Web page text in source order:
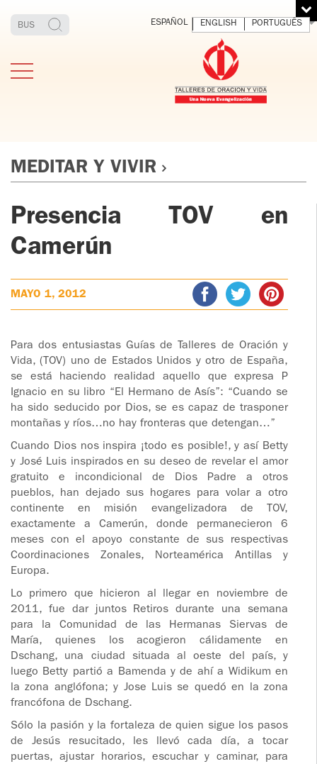
TOV ADULTOS
TOV JÓVENES
TOV
TOV NIÑOS
CURSO
ENCUENTRO DE
EXPERIENCIA DE
DIOS
CHARLAS Y
JORNADAS DE
EVANGELIZACIÓN
CÍRCULOS DE
ORACIÓN Y VIDA
ORBEGOZO
OFM CAP.
HOMENAJE
PADRE
IGNACIO
LARRAÑAGA
PADRE
IGNACIO
LARRAÑAGA
VIDEOS
MEDITAR
ESPAÑOL ENGLISH PORTUGUÊS
MEDITAR Y VIVIR
Presencia TOV en
Camerún
MAYO 1, 2012
Para dos entusiastas Guías de Talleres de Oración y
Vida, (TOV) uno de Estados Unidos y otro de España,
se está haciendo realidad aquello que expresa P
Ignacio en su libro “El Hermano de Asís”: “Cuando se
ha sido seducido por Dios, se es capaz de trasponer
montañas y ríos…no hay fronteras que detengan…”
Cuando Dios nos inspira ¡todo es posible!, y así Betty
y José Luis inspirados en su deseo de revelar el amor
gratuito e incondicional de Dios Padre a otros
pueblos, han dejado sus hogares para volar a otro
continente en misión evangelizadora de TOV,
exactamente a Camerún, donde permanecieron 6
meses con el apoyo constante de sus respectivas
Coordinaciones Zonales, Norteamérica Antillas y
Europa.
Lo primero que hicieron al llegar en noviembre de
2011, fue dar juntos Retiros durante una semana
para la Comunidad de las Hermanas Siervas de
María, quienes los acogieron cálidamente en
Dschang, una ciudad situada al oeste del país, y
luego Betty partió a Bamenda y de ahí a Widikum en
la zona anglófona; y Jose Luis se quedó en la zona
francófona de Dschang.
Sólo la pasión y la fortaleza de quien sigue los pasos
de Jesús resucitado, les llevó cada día, a tocar
puertas, ajustar horarios, escuchar y caminar, para